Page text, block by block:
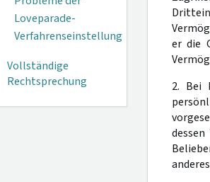
Loveparade-
Verfahrenseinstellung
Vollständige
Rechtsprechung
er die
2. Bei